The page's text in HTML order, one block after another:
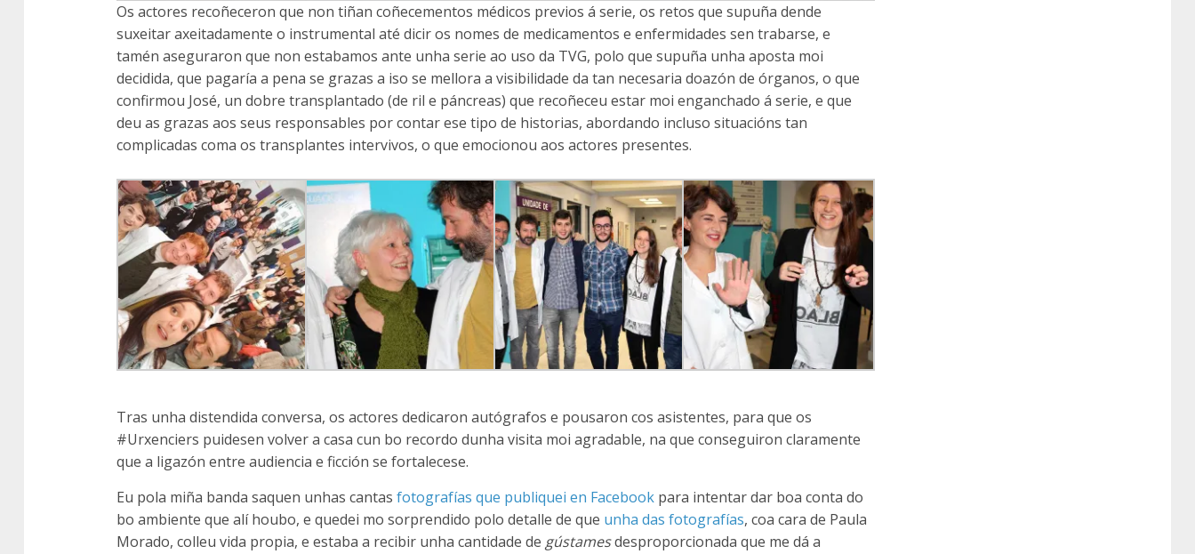
Os actores recoñeceron que non tiñan coñecementos médicos previos á serie, os retos que supuña dende
suxeitar axeitadamente o instrumental até dicir os nomes de medicamentos e enfermidades sen trabarse, e
tamén aseguraron que non estabamos ante unha serie ao uso da TVG, polo que supuña unha aposta moi
decidida, que pagaría a pena se grazas a iso se mellora a visibilidade da tan necesaria doazón de órganos, o que
confirmou José, un dobre transplantado (de ril e páncreas) que recoñeceu estar moi enganchado á serie, e que
deu as grazas aos seus responsables por contar ese tipo de historias, abordando incluso situacións tan
complicadas coma os transplantes intervivos, o que emocionou aos actores presentes.
Tras unha distendida conversa, os actores dedicaron autógrafos e pousaron cos asistentes, para que os
#Urxenciers puidesen volver a casa cun bo recordo dunha visita moi agradable, na que conseguiron claramente
que a ligazón entre audiencia e ficción se fortalecese.
Eu pola miña banda saquen unhas cantas fotografías que publiquei en Facebook para intentar dar boa conta do
bo ambiente que alí houbo, e quedei mo sorprendido polo detalle de que unha das fotografías, coa cara de Paula
Morado, colleu vida propia, e estaba a recibir unha cantidade de gústamesdesproporcionada que me dá a